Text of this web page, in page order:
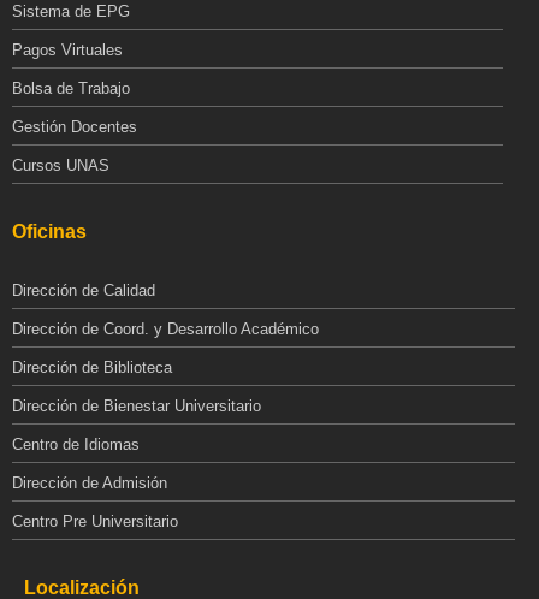
Sistema de EPG
Pagos Virtuales
Bolsa de Trabajo
Gestión Docentes
Cursos UNAS
Oficinas
Dirección de Calidad
Dirección de Coord. y Desarrollo Académico
Dirección de Biblioteca
Dirección de Bienestar Universitario
Centro de Idiomas
Dirección de Admisión
Centro Pre Universitario
Localización